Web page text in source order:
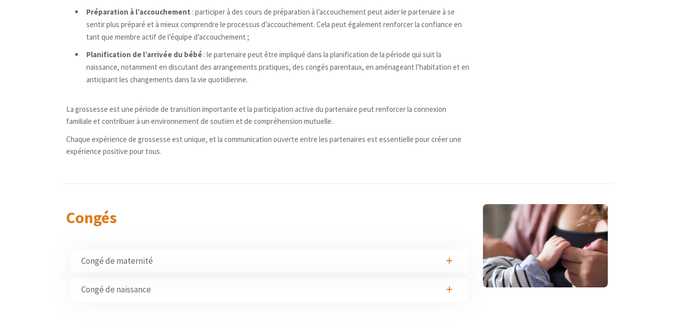
Préparation à l’accouchement : participer à des cours de préparation à l’accouchement peut aider le partenaire à se
sentir plus préparé et à mieux comprendre le processus d’accouchement. Cela peut également renforcer la confiance en
tant que membre actif de l’équipe d’accouchement ;
Planification de l’arrivée du bébé : le partenaire peut être impliqué dans la planification de la période qui suit la
naissance, notamment en discutant des arrangements pratiques, des congés parentaux, en aménageant l’habitation et en
anticipant les changements dans la vie quotidienne.
La grossesse est une période de transition importante et la participation active du partenaire peut renforcer la connexion
familiale et contribuer à un environnement de soutien et de compréhension mutuelle.
Chaque expérience de grossesse est unique, et la communication ouverte entre les partenaires est essentielle pour créer une
expérience positive pour tous.
Congés
Congé de maternité
Le congé de maternité est un droit légal accordé aux femmes enceintes afin de leur permettre de se reposer avant et
Congé de naissance